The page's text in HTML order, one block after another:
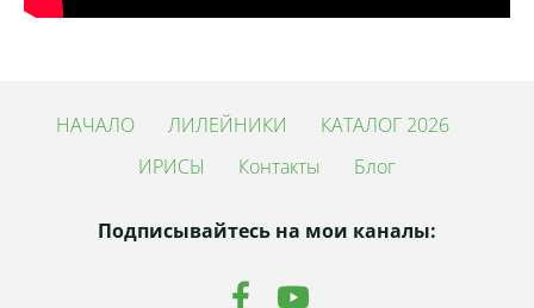
НАЧАЛО ЛИЛЕЙНИКИ
КАТАЛОГ 2026
ИРИСЫ
Контакты Блог
Подписывайтесь на мои каналы: